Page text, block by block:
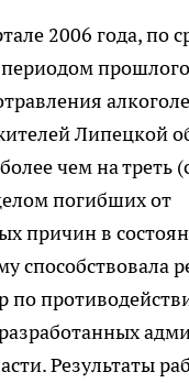
2006 года, по
прошлого
Липецкой
чем на треть
погибших от
причин в
способствовала
по
Результаты